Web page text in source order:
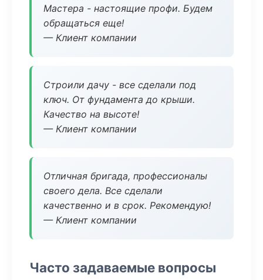
Мастера - настоящие профи. Будем
обращаться еще!
— Клиент компании
Строили дачу - все сделали под
ключ. От фундамента до крыши.
Качество на высоте!
— Клиент компании
Отличная бригада, профессионалы
своего дела. Все сделали
качественно и в срок. Рекомендую!
— Клиент компании
Часто задаваемые вопросы